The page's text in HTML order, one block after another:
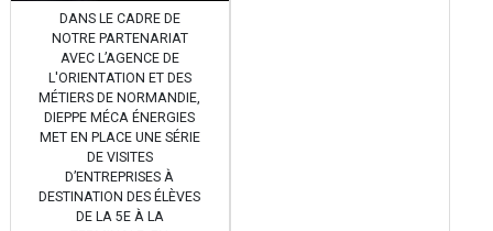
DANS LE CADRE DE
NOTRE PARTENARIAT
AVEC L’AGENCE DE
L'ORIENTATION ET DES
MÉTIERS DE NORMANDIE,
DIEPPE MÉCA ÉNERGIES
MET EN PLACE UNE SÉRIE
DE VISITES
D’ENTREPRISES À
DESTINATION DES ÉLÈVES
DE LA 5E À LA